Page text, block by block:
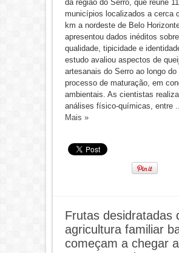
da região do Serro, que reúne 11
municípios localizados a cerca
km a nordeste de Belo
apresentou dados inéditos
qualidade, tipicidade e
estudo avaliou aspectos de
artesanais do Serro ao longo do
processo de maturação, em
ambientais. As cientistas
análises físico-químicas, entre
Mais »
Frutas desidratadas
agricultura familiar
começam a chegar